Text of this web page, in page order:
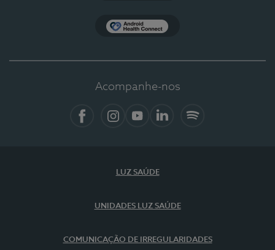
Acompanhe-nos
LUZ SAÚDE
UNIDADES LUZ SAÚDE
COMUNICAÇÃO DE IRREGULARIDADES